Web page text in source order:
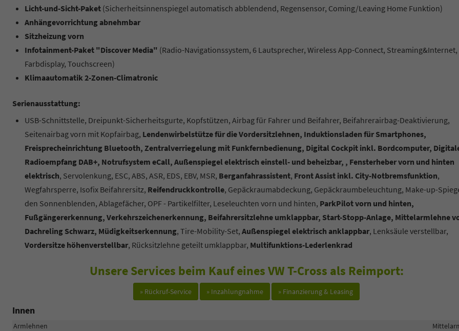
Licht-und-Sicht-Paket (Sicherheitsinnenspiegel automatisch abblendend, Regensensor, Coming/Leaving Home Funktion)
Anhängevorrichtung abnehmbar
Sitzheizung vorn
Infotainment-Paket "Discover Media" (Radio-Navigationssystem, 6 Lautsprecher, Wireless App-Connect, Streaming&Internet,
Farbdisplay, Touchscreen)
Klimaautomatik 2-Zonen-Climatronic
Serienausstattung:
USB-Schnittstelle, Dreipunkt-Sicherheitsgurte, Kopfstützen, Airbag für Fahrer und Beifahrer, Beifahrerairbag-Deaktivierung,
Seitenairbag vorn mit Kopfairbag, Lendenwirbelstütze für die Vordersitzlehnen, Induktionsladen für Smartphones,
Freisprecheinrichtung Bluetooth, Zentralverriegelung mit Funkfernbedienung, Digital Cockpit inkl. Bordcomputer,
Radioempfang DAB+, Notrufsystem eCall, Außenspiegel elektrisch einstell- und beheizbar, , Fensterheber vorn und hinten
elektrisch, Servolenkung, ESC, ABS, ASR, EDS, EBV, MSR, Berganfahrassistent, Front Assist inkl. City-Notbremsfunktion,
Wegfahrsperre, Isofix Beifahrersitz, Reifendruckkontrolle, Gepäckraumabdeckung, Gepäckraumbeleuchtung, Make-up-
den Sonnenblenden, Ablagefächer, OPF - Partikelfilter, Leseleuchten vorn und hinten, ParkPilot vorn und hinten,
Fußgängererkennung, Verkehrszeichenerkennung, Beifahrersitzlehne umklappbar, Start-Stopp-Anlage, Mittelarmlehne
Dachreling Schwarz, Müdigkeitserkennung, Tire-Mobility-Set, Außenspiegel elektrisch anklappbar, Lenksäule verstellbar,
Vordersitze höhenverstellbar, Rücksitzlehne geteilt umklappbar, Multifunktions-Lederlenkrad
Unsere Services beim Kauf eines VW T-Cross als Reimport:
» Rückruf-Service » Inzahlungnahme » Finanzierung & Leasing
Innen
Armlehnen